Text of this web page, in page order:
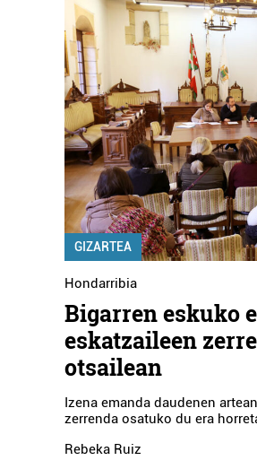
GIZARTEA
Hondarribia
Bigarren eskuko
eskatzaileen
otsailean
Izena emanda daudenen
zerrenda osatuko du era
Rebeka Ruiz